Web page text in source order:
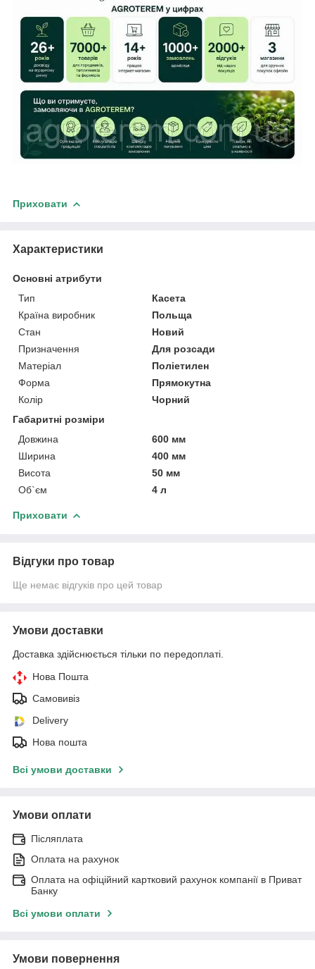
Приховати
Характеристики
Основні атрибути
Тип
Касета
Країна виробник
Польща
Стан
Новий
Призначення
Для розсади
Матеріал
Поліетилен
Форма
Прямокутна
Колір
Чорний
Габаритні розміри
Довжина
600 мм
Ширина
400 мм
Висота
50 мм
Об`єм
4 л
Приховати
Відгуки про товар
Ще немає відгуків про цей товар
Умови доставки
Доставка здійснюється тільки по передоплаті.
Нова Пошта
Самовивіз
Delivery
Нова пошта
Всі умови доставки
Умови оплати
Післяплата
Оплата на рахунок
Оплата на офіційний картковий рахунок компанії в Приват
Банку
Всі умови оплати
Умови повернення